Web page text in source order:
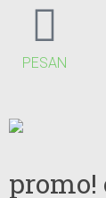
PESAN